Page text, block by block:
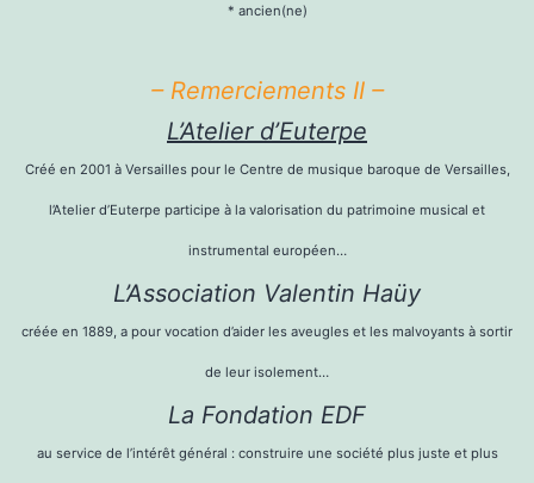
* ancien(ne)
– Remerciements II –
L’Atelier d’Euterpe
Créé en 2001 à Versailles pour le Centre de musique baroque de Versailles,
l’Atelier d’Euterpe participe à la valorisation du patrimoine musical et
instrumental européen…
L’Association Valentin Haüy
créée en 1889, a pour vocation d’aider les aveugles et les malvoyants à sortir
de leur isolement…
La Fondation EDF
au service de l’intérêt général : construire une société plus juste et plus